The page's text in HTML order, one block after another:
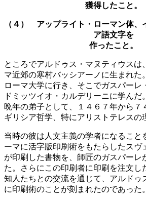
獲得したこと。
（４） アップライト・ローマン体、
ア語文字を
作ったこと。
ところでアルドゥス・マヌティウスは
マ近郊の寒村バッシアーノに生まれた
ローマ大学に行き、そこでガスパーレ
ドミッツイオ・カルデリーニに学んだ
晩年の弟子として、１４６７年から７
ギリシア哲学、特にアリストテレスの
当時の彼は人文主義の学者になること
ーマに活字版印刷術をもたらしたスヴ
が印刷した書物を、師匠のガスパーレ
た。さらにこの印刷者に印刷を注文し
知人たちとの交流を通じて、アルドゥ
に印刷術のことが刻まれたのであった。